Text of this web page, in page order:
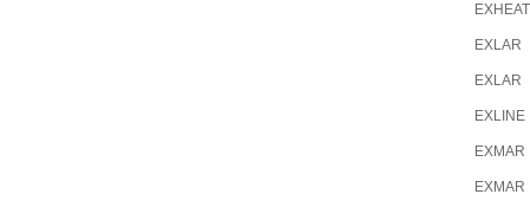
EXHEAT
EXLAR
EXLAR
EXLINE
EXMAR
EXMAR